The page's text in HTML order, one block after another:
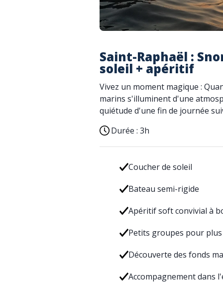
Saint-Raphaël :
soleil + apéritif
Vivez un moment magique :
marins s'illuminent d'une
quiétude d'une fin de journée
Durée : 3h
Coucher de soleil
Bateau semi-rigide
Apéritif soft convivial à
Petits groupes pour
Découverte des fonds
Accompagnement dans